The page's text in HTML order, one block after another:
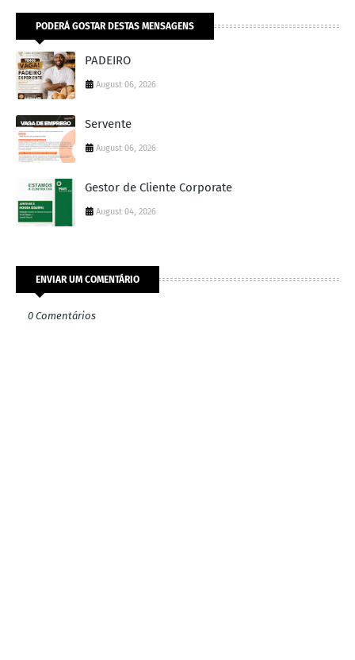
PODERÁ GOSTAR DESTAS MENSAGENS
PADEIRO
August 06, 2026
Servente
August 06, 2026
Gestor de Cliente Corporate
August 04, 2026
ENVIAR UM COMENTÁRIO
0 Comentários